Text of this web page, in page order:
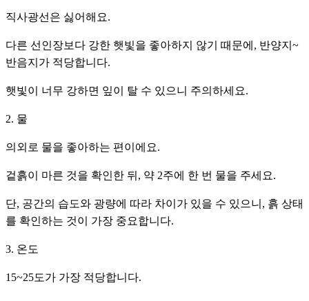
직사광선은 싫어해요.
다른 선인장보다 강한 햇빛을 좋아하지 않기 때문에, 반양지~
반음지가 적당합니다.
햇빛이 너무 강하면 잎이 탈 수 있으니 주의하세요.
2. 물
의외로 물을 좋아하는 편이에요.
겉흙이 마른 것을 확인한 뒤, 약 2주에 한 번 물을 주세요.
단, 공간의 습도와 광량에 따라 차이가 있을 수 있으니, 흙 상태
를 확인하는 것이 가장 중요합니다.
3. 온도
15~25도가 가장 적당합니다.